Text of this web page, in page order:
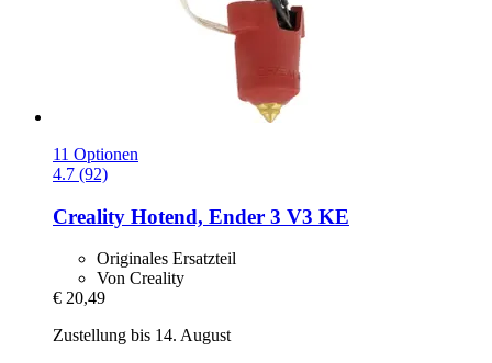
11 Optionen
4.7 (92)
Creality Hotend, Ender 3 V3 KE
Originales Ersatzteil
Von Creality
€ 20,49
Zustellung bis 14. August